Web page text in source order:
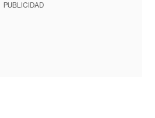
PUBLICIDAD